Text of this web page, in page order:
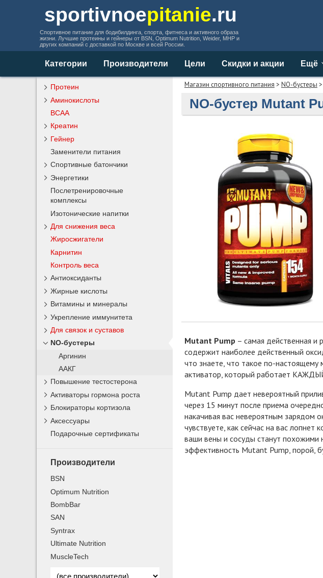
sportivnoepitanie.ru
Спортивное питание для бодибилдинга, спорта, фитнеса и активного образа
жизни. Лучшие протеины и гейнеры от BSN, Optimum Nutrition, Weider, MHP и
других компаний с доставкой по Москве и всей России.
Категории Производители Цели Скидки и акции Ещё
Магазин спортивного питания > NO-бустеры >
NO-бустер Mutant
Mutant Pump– самая действенная и
содержит наиболее действенный
что знаете, что такое по-
активатор, который работает
Mutant Pump дает невероятный
через 15 минут после приема
накачивая вас невероятным зарядом
чувствуете, как сейчас на вас
ваши вены и сосуды станут похожими
эффективность Mutant Pump, порой,
Протеин
Аминокислоты
BCAA
Креатин
Гейнер
Заменители питания
Спортивные батончики
Энергетики
Послетренировочные
комплексы
Изотонические напитки
Для снижения веса
Жиросжигатели
Карнитин
Контроль веса
Антиоксиданты
Жирные кислоты
Витамины и минералы
Укрепление иммунитета
Для связок и суставов
NO-бустеры
Аргинин
ААКГ
Повышение тестостерона
Активаторы гормона роста
Блокираторы кортизола
Аксессуары
Подарочные сертификаты
Производители
BSN
Optimum Nutrition
BombBar
SAN
Syntrax
Ultimate Nutrition
MuscleTech